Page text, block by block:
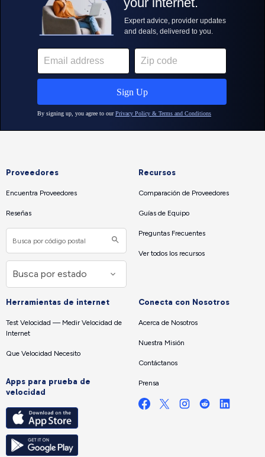
Proveedores
Encuentra Proveedores
Reseñas
Recursos
Comparación de Proveedores
Guías de Equipo
Preguntas Frecuentes
Ver todos los recursos
Herramientas de internet
Test Velocidad — Medir Velocidad de
Internet
Que Velocidad Necesito
Apps para prueba de
velocidad
Conecta con Nosotros
Acerca de Nosotros
Nuestra Misión
Contáctanos
Prensa